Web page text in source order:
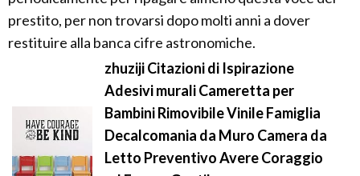
prestito, per non trovarsi dopo molti anni a dover
restituire alla banca cifre astronomiche.
zhuziji Citazioni di Ispirazione
Adesivi murali Cameretta per
Bambini Rimovibile Vinile Famiglia
Decalcomania da Muro Camera da
Letto Preventivo Avere Coraggio